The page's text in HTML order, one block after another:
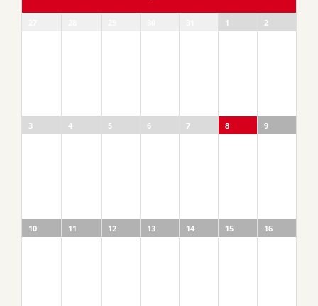
Évènements
Calendrier
1 2
3 4 5 6 7 8 9
10 11 12 13 14 15 16